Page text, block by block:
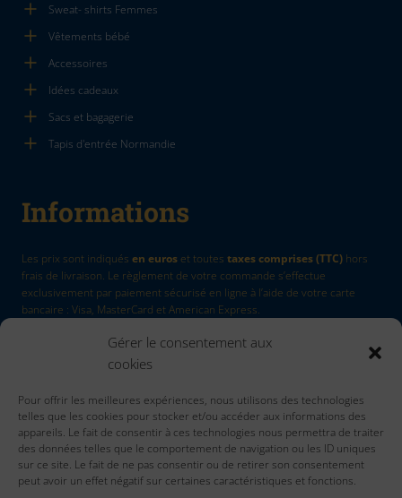
Gérer le consentement aux
cookies
Pour offrir les meilleures expériences, nous utilisons des technologies
telles que les cookies pour stocker et/ou accéder aux informations des
appareils. Le fait de consentir à ces technologies nous permettra de traiter
des données telles que le comportement de navigation ou les ID uniques
sur ce site. Le fait de ne pas consentir ou de retirer son consentement
peut avoir un effet négatif sur certaines caractéristiques et fonctions.
Sweat- shirts Femmes
Vêtements bébé
Accessoires
Idées cadeaux
Sacs et bagagerie
Tapis d'entrée Normandie
Informations
Les prix sont indiqués en euros et toutes taxes comprises (TTC) hors
frais de livraison. Le règlement de votre commande s’effectue
exclusivement par paiement sécurisé en ligne à l’aide de votre carte
bancaire : Visa, MasterCard et American Express.
by Quadri7
Contactez nous
Accueil